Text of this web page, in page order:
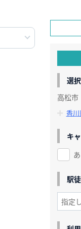
選
高松市
香川
キ
駅